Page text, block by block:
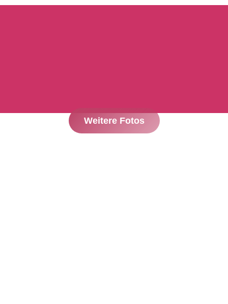
Weitere Fotos